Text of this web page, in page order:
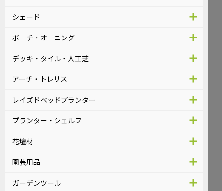
シェード
ポーチ・オーニング
デッキ・タイル・人工芝
アーチ・トレリス
レイズドベッドプランター
プランター・シェルフ
花壇材
園芸用品
ガーデンツール